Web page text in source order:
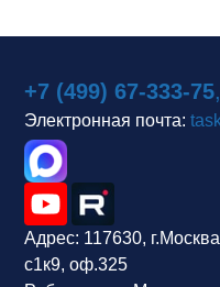
+7 (499) 67-333-75,
Электронная почта:
Адрес: 117630,
с1к9, оф.325